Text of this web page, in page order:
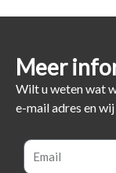
Meer
Wilt u weten wat
e-mail adres en
Email